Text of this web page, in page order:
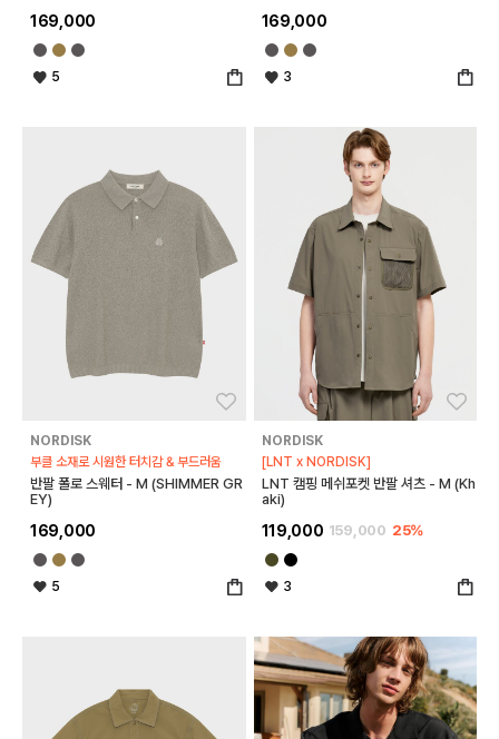
169,000
5
169,000
3
NORDISK
부클 소재로 시원한 터치감 & 부드러움
반팔 폴로 스웨터 - M (SHIMMER GR
EY)
169,000
5
NORDISK
[LNT x NORDISK]
LNT 캠핑 메쉬포켓 반팔 셔츠 - M (Kh
aki)
119,000 159,000 25%
3